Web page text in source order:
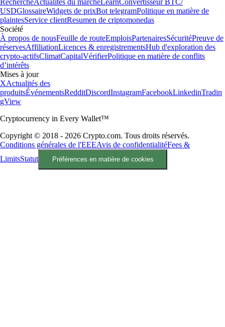
RechercheActualités du marché LearnConvertisseur BTC/
USDGlossaireWidgets de prixBot telegramPolitique en matière de
plaintesService clientResumen de criptomonedas
Société
À propos de nousFeuille de routeEmploisPartenairesSécuritéPreuve de
réservesAffiliationLicences & enregistrementsHub d'exploration des
crypto-actifsClimatCapitalVérifierPolitique en matière de conflits
d’intérêts
Mises à jour
XActualités des
produitsÉvénementsRedditDiscordInstagramFacebookLinkedinTradin
gView
Cryptocurrency in Every Wallet™
Copyright © 2018 - 2026 Crypto.com. Tous droits réservés.
Conditions générales de l'EEEAvis de confidentialitéFees &
LimitsStatut Préférences en matière de cookies